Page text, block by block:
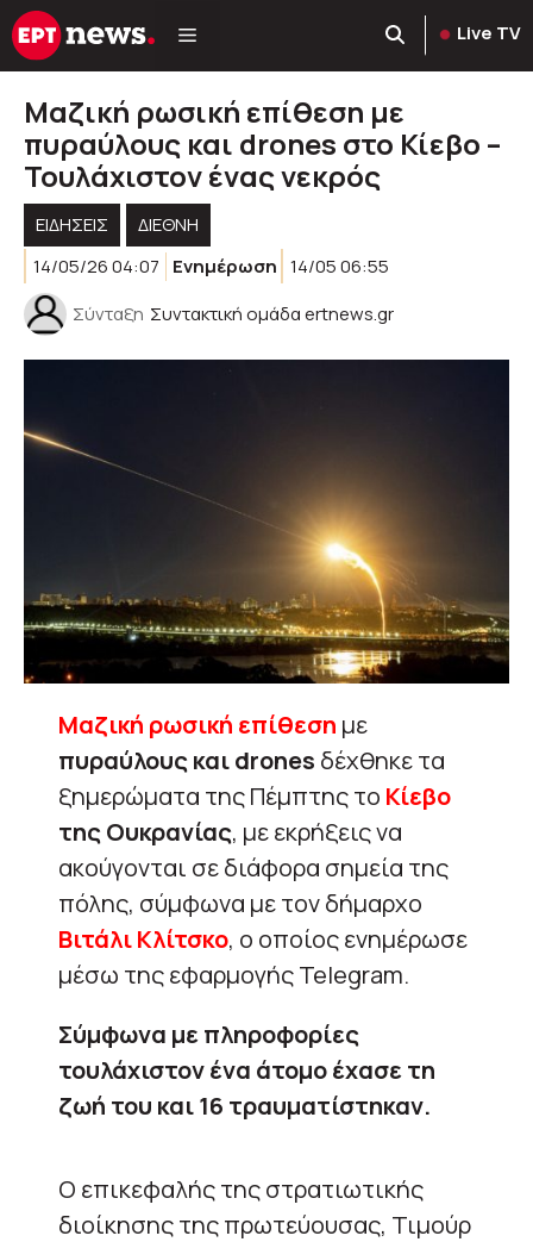
Μετάβαση
σε
Live TV
Μαζική ρωσική επίθεση με
πυραύλους και drones στο Κίεβο –
Τουλάχιστον ένας νεκρός
ΕΙΔΗΣΕΙΣ
ΔΙΕΘΝΗ
14/05/26 04:07
Ενημέρωση 14/05 06:55
Σύνταξη Συντακτική ομάδα ertnews.gr
Mαζική ρωσική επίθεση με
πυραύλους και drones δέχθηκε τα
ξημερώματα της Πέμπτης το Κίεβο
της Ουκρανίας, με εκρήξεις να
ακούγονται σε διάφορα σημεία της
πόλης, σύμφωνα με τον δήμαρχο
Βιτάλι Κλίτσκο, ο οποίος ενημέρωσε
μέσω της εφαρμογής Telegram.
Σύμφωνα με πληροφορίες
τουλάχιστον ένα άτομο έχασε τη
ζωή του και 16 τραυματίστηκαν.
Ο επικεφαλής της στρατιωτικής
διοίκησης της πρωτεύουσας, Τιμούρ